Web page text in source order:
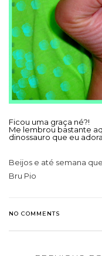
Ficou uma graça né?!
Me lembrou bastante
dinossauro que eu
Beijos e até semana
Bru Pio
NO COMMENTS